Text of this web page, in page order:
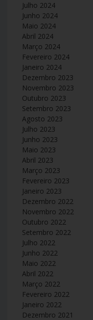
Julho 2024
Junho 2024
Maio 2024
Abril 2024
Março 2024
Fevereiro 2024
Janeiro 2024
Dezembro 2023
Novembro 2023
Outubro 2023
Setembro 2023
Agosto 2023
Julho 2023
Junho 2023
Maio 2023
Abril 2023
Março 2023
Fevereiro 2023
Janeiro 2023
Dezembro 2022
Novembro 2022
Outubro 2022
Setembro 2022
Julho 2022
Junho 2022
Maio 2022
Abril 2022
Março 2022
Fevereiro 2022
Janeiro 2022
Dezembro 2021